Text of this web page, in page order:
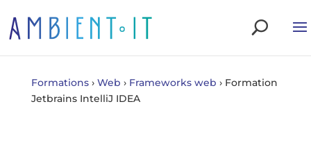
Formations › Web › Frameworks web › Formation
Jetbrains IntelliJ IDEA